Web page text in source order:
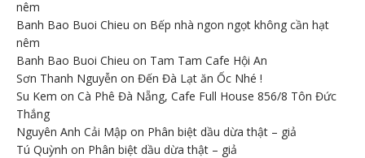
nêm
Banh Bao Buoi Chieu on Bếp nhà ngon ngọt không cần hạt
nêm
Banh Bao Buoi Chieu on Tam Tam Cafe Hội An
Sơn Thanh Nguyễn on Đến Đà Lạt ăn Ốc Nhé !
Su Kem on Cà Phê Đà Nẵng, Cafe Full House 856/8 Tôn Đức
Thắng
Nguyên Anh Cải Mập on Phân biệt dầu dừa thật – giả
Tú Quỳnh on Phân biệt dầu dừa thật – giả